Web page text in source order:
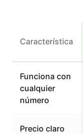
Característica
Funciona con
cualquier
número
Precio claro